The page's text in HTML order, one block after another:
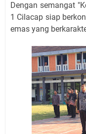
Dengan semangat
1 Cilacap siap
emas yang